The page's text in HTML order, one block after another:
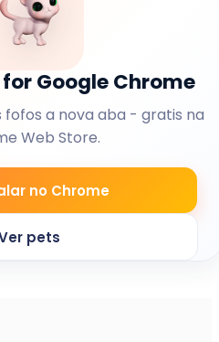
Google Chrome
a nova aba - gratis na
Web Store.
no Chrome
pets